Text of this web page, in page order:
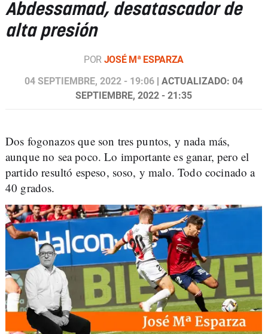
Abdessamad, desatascador de
alta presión
POR JOSÉ Mª ESPARZA
04 SEPTIEMBRE, 2022 - 19:06 | ACTUALIZADO: 04
SEPTIEMBRE, 2022 - 21:35
Dos fogonazos que son tres puntos, y nada más,
aunque no sea poco. Lo importante es ganar, pero el
partido resultó espeso, soso, y malo. Todo cocinado a
40 grados.